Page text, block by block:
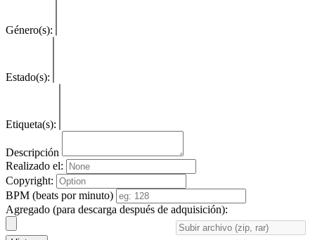
Género(s):
Estado(s):
Etiqueta(s):
Descripción
Realizado el:
Copyright:
BPM (beats por minuto)
Agregado (para descarga después de adquisición):